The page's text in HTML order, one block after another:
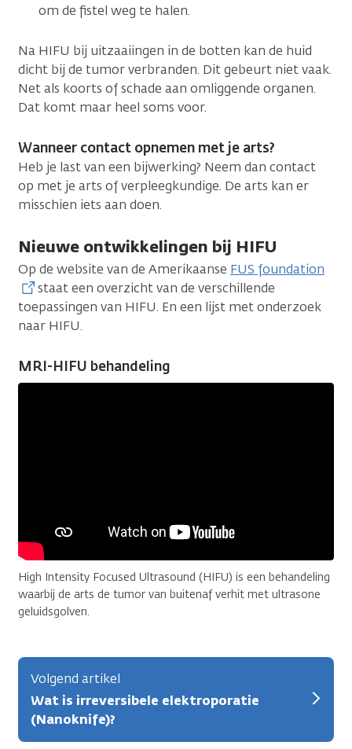
om de fistel weg te halen.
Na HIFU bij uitzaaiingen in de botten kan de huid
dicht bij de tumor verbranden. Dit gebeurt niet vaak.
Net als koorts of schade aan omliggende organen.
Dat komt maar heel soms voor.
Wanneer contact opnemen met je arts?
Heb je last van een bijwerking? Neem dan contact
op met je arts of verpleegkundige. De arts kan er
misschien iets aan doen.
Nieuwe ontwikkelingen bij HIFU
Op de website van de Amerikaanse FUS foundation
staat een overzicht van de verschillende
toepassingen van HIFU. En een lijst met onderzoek
naar HIFU.
MRI-HIFU behandeling
High Intensity Focused Ultrasound (HIFU) is een behandeling
waarbij de arts de tumor van buitenaf verhit met ultrasone
geluidsgolven.
Volgend artikel
Wat is irreversibele elektroporatie
(Nanoknife)?